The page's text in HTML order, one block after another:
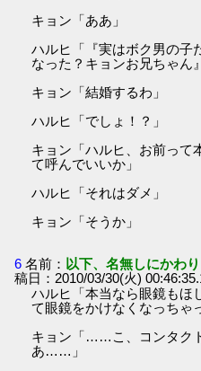
キョン「ああ」
ハルヒ「『実はボク男の子
なった？キョンお兄ちゃん
キョン「結婚するわ」
ハルヒ「でしょ！？」
キョン「ハルヒ、お前って
て呼んでいいか」
ハルヒ「それはダメ」
キョン「そうか」
6 名前： 以下、名無しにかわ
稿日：2010/03/30(火)
ハルヒ「本当なら眼鏡も
て眼鏡をかけなくなっちゃ
キョン「……こ、コンタク
あ……」